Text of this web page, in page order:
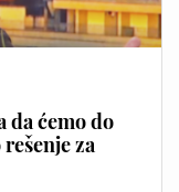
da ćemo do
za